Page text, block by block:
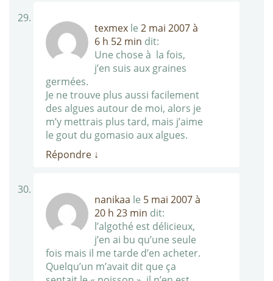
texmex le 2 mai 2007 à
6 h 52 min dit:
Une chose à la fois,
j’en suis aux graines
germées.
Je ne trouve plus aussi facilement
des algues autour de moi, alors je
m’y mettrais plus tard, mais j’aime
le gout du gomasio aux algues.
Répondre ↓
nanikaa le 5 mai 2007 à
20 h 23 min dit:
l’algothé est délicieux,
j’en ai bu qu’une seule
fois mais il me tarde d’en acheter.
Quelqu’un m’avait dit que ça